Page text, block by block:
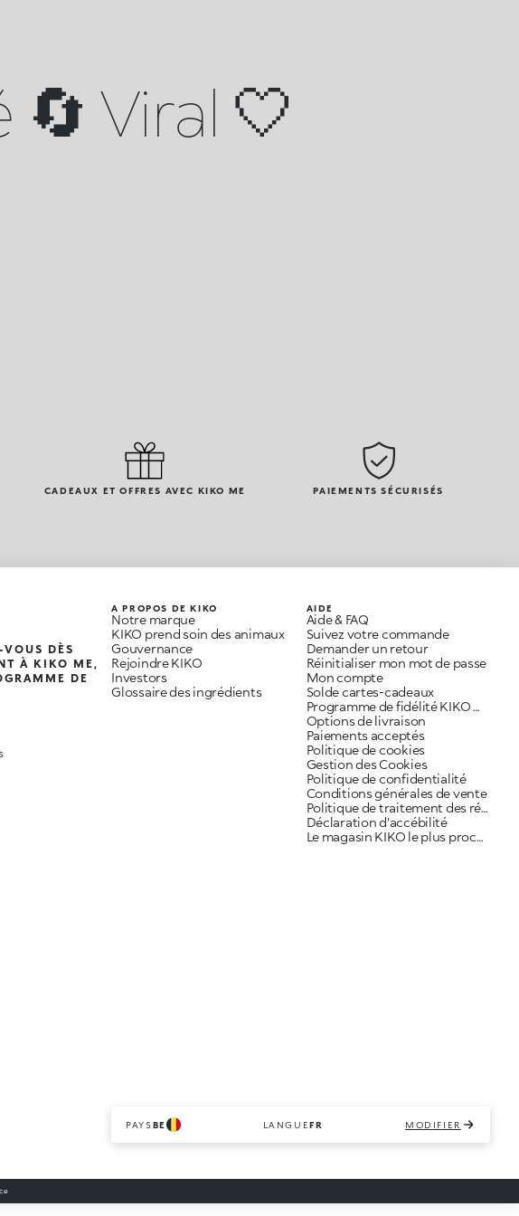
Viral 🤍
CADEAUX ET OFFRES AVEC KIKO ME PAIEMENTS SÉCURISÉS
DÈS
À KIKO ME,
DE
A PROPOS DE KIKO
Notre marque
KIKO prend soin des animaux
Gouvernance
Rejoindre KIKO
Investors
Glossaire des ingrédients
AIDE
Aide & FAQ
Suivez votre commande
Demander un retour
Réinitialiser mon mot de passe
Mon compte
Solde cartes-cadeaux
Programme de fidélité KIKO ME
Options de livraison
Paiements acceptés
Politique de cookies
Gestion des Cookies
Politique de confidentialité
Conditions générales de vente
Politique de traitement des réclamations
Déclaration d'accébilité
Le magasin KIKO le plus proche
PAYSBE LANGUEFR MODIFIER